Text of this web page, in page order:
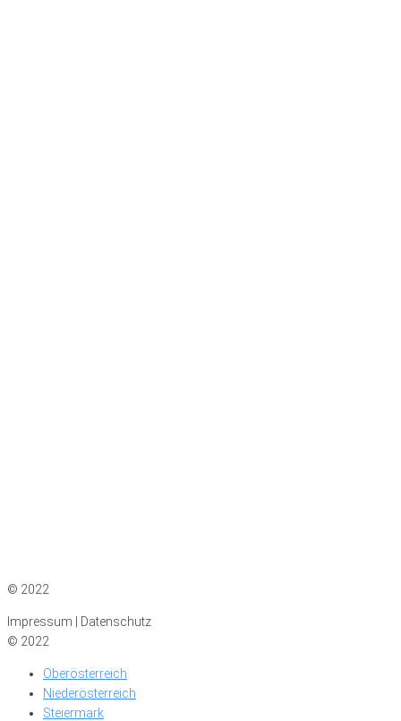
© 2022
Impressum | Datenschutz
© 2022
Oberösterreich
Niederösterreich
Steiermark